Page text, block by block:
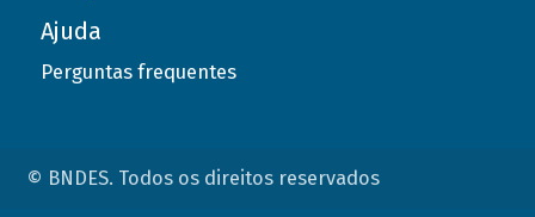
Ajuda
Perguntas frequentes
© BNDES. Todos os direitos reservados